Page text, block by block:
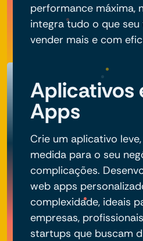
performance máxima,
integra tudo o que
vender mais e com
Aplicativos
Apps
Crie um aplicativo
medida para o seu
complicações.
web apps
complexidade, ideais
empresas,
startups que buscam